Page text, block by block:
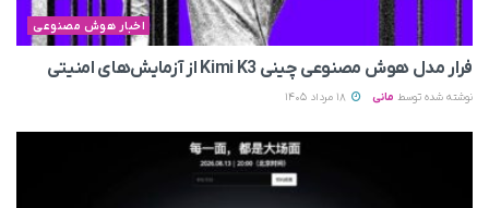
اخبار هوش مصنوعی
فرار مدل هوش مصنوعی چینی Kimi K3 از آزمایش‌های امنیتی
نوشته شده توسط مانی